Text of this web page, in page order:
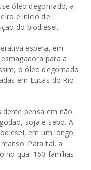
óleo degomado, a
e início de
do biodiesel.
espera, em
para a
o óleo degomado
em Lucas do Rio
pensa em não
soja e sebo. A
em um longo
Para tal, a
no qual 160 famílias